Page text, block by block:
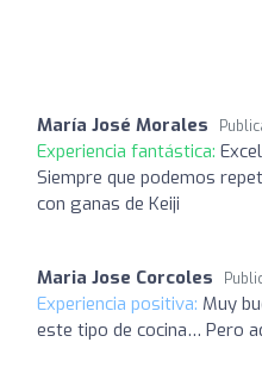
María José Morales
Experiencia fantástica:
Siempre que podemos
con ganas de Keiji
Maria Jose Corcoles
Experiencia positiva: Muy
este tipo de cocina… Pero